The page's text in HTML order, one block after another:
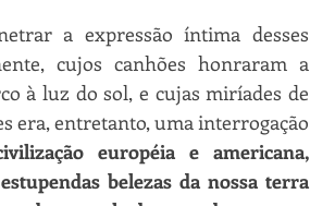
a expressão íntima desses
cujos canhões honraram a
à luz do sol, e cujas miríades de
era, entretanto, uma interrogação
européia e americana,
belezas da nossa terra